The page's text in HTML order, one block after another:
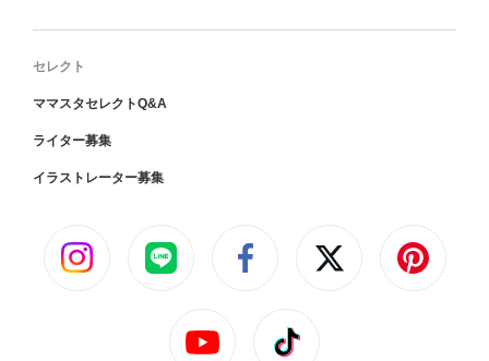
セレクト
ママスタセレクトQ&A
ライター募集
イラストレーター募集